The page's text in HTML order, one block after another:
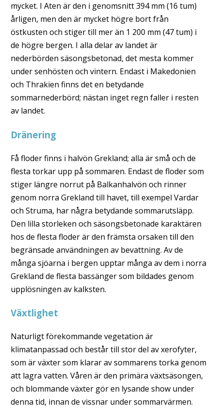
mycket. I Aten är den i genomsnitt 394 mm (16 tum)
årligen, men den är mycket högre bort från
östkusten och stiger till mer än 1 200 mm (47 tum) i
de högre bergen. I alla delar av landet är
nederbörden säsongsbetonad, det mesta kommer
under senhösten och vintern. Endast i Makedonien
och Thrakien finns det en betydande
sommarnederbörd; nästan inget regn faller i resten
av landet.
Dränering
Få floder finns i halvön Grekland; alla är små och de
flesta torkar upp på sommaren. Endast de floder som
stiger längre norrut på Balkanhalvön och rinner
genom norra Grekland till havet, till exempel Vardar
och Struma, har några betydande sommarutsläpp.
Den lilla storleken och säsongsbetonade karaktären
hos de flesta floder är den främsta orsaken till den
begränsade användningen av bevattning. Av de
många sjöarna i bergen upptar många av dem i norra
Grekland de flesta bassänger som bildades genom
upplösningen av kalksten.
Växtlighet
Naturligt förekommande vegetation är
klimatanpassad och består till stor del av xerofyter,
som är växter som klarar av sommarens torka genom
att lagra vatten. Våren är den primära växtsäsongen,
och blommande växter gör en lysande show under
denna tid, innan de vissnar under sommarvärmen.